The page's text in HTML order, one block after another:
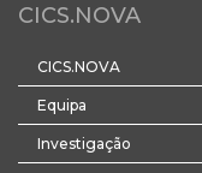
CICS.NOVA
CICS.NOVA
Equipa
Investigação